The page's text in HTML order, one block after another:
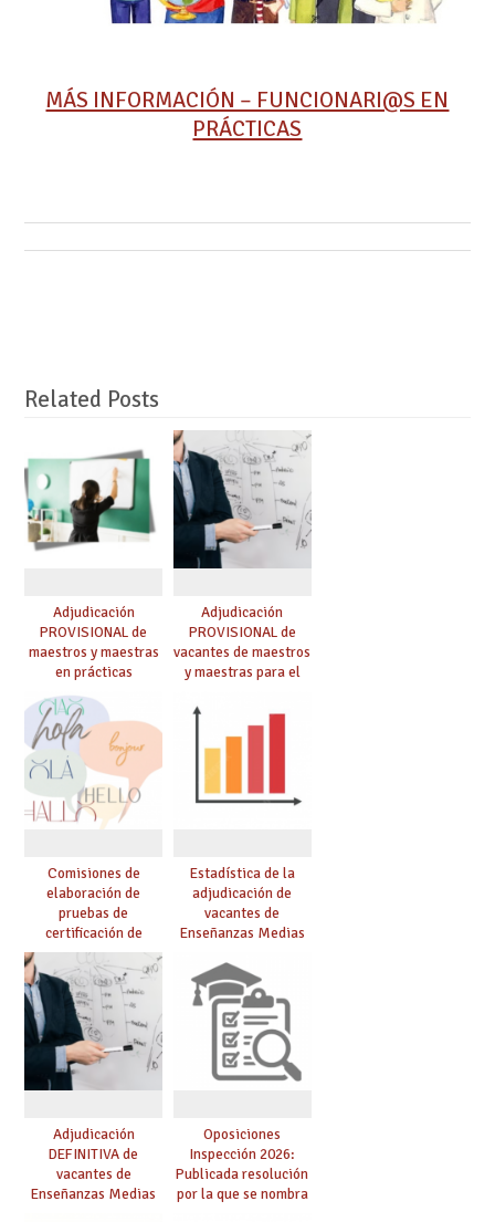
MÁS INFORMACIÓN – FUNCIONARI@S EN
PRÁCTICAS
Related Posts
Adjudicación
PROVISIONAL de
maestros y maestras
en prácticas
Adjudicación
PROVISIONAL de
vacantes de maestros
y maestras para el
Comisiones de
elaboración de
pruebas de
certificación de
competencia
lingüística: publicada
resolución definitiva
Estadística de la
adjudicación de
vacantes de
Enseñanzas Medias
Adjudicación
DEFINITIVA de
vacantes de
Enseñanzas Medias
Oposiciones
Inspección 2026:
Publicada resolución
por la que se nombra